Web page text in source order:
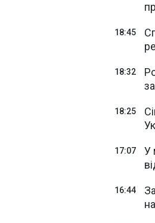
18:45
18:32
18:25
17:07
У
16:44